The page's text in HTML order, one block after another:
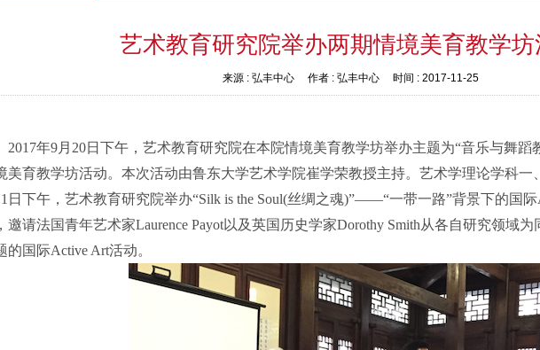
艺术教育研究院举办两期情境美育教学坊
来源 : 弘丰中心作者 : 弘丰中心时间 : 2017-11-25
2017年9月 20日下午，艺术教育研究院在本院情境美育教学坊举办主题为“音乐与舞蹈
美育教学坊活动。本次活动由鲁东大学艺术学院崔学荣教授主持。艺术学理论学科一
日下午，艺术教育研究院举办“Silk is the Soul(丝绸之魂)”——“一带一路”背景下的国际
邀请法国青年艺术家Laurence Payot以及英国历史学家Dorothy Smith从各自研究领域为
的国际Active Art活动。